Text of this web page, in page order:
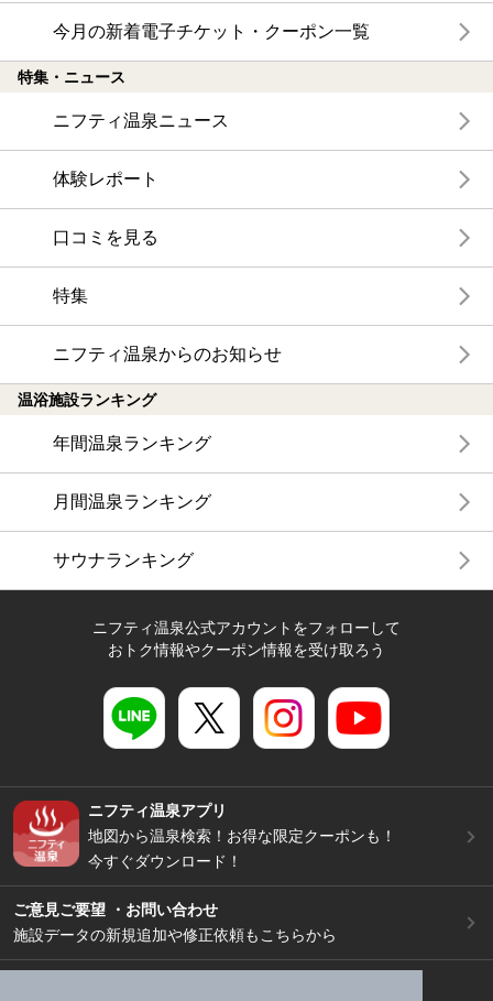
今月の新着電子チケット・クーポン一覧
特集・ニュース
ニフティ温泉ニュース
体験レポート
口コミを見る
特集
ニフティ温泉からのお知らせ
温浴施設ランキング
年間温泉ランキング
月間温泉ランキング
サウナランキング
ニフティ温泉公式アカウントをフォローして
おトク情報やクーポン情報を受け取ろう
ニフティ温泉アプリ
地図から温泉検索！お得な限定クーポンも！
今すぐダウンロード！
ご意見ご要望 ・お問い合わせ
施設データの新規追加や修正依頼もこちらから